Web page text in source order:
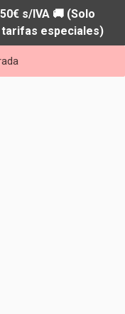
s/IVA 🚚 (Solo
tarifas especiales)